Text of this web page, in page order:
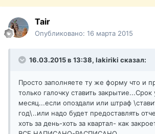
Tair
Опубликовано: 16 марта 2015
16.03.2015 в 13:38, lakiriki сказал:
Просто заполняете ту же форму что и
только галочку ставить
месяц...если опоздали или штраф
год\..или надо будет предоставлять
хоть за день-хоть за квартал- как